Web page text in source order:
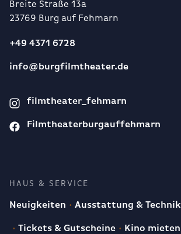
Breite Straße 13a
23769 Burg auf Fehmarn
+49 4371 6728
info@burgfilmtheater.de
filmtheater_fehmarn
Filmtheaterburgauffehmarn
HAUS & SERVICE
Neuigkeiten Ausstattung & Technik
Tickets & Gutscheine Kino mieten